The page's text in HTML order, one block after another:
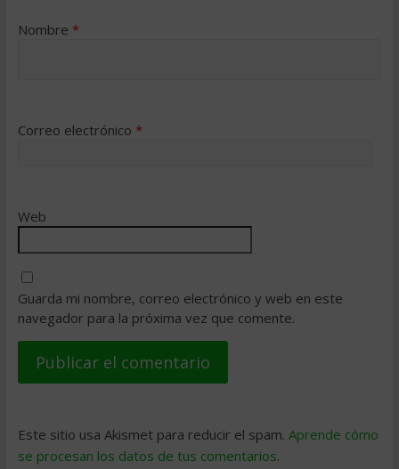
Nombre *
Correo electrónico *
Web
Guarda mi nombre, correo electrónico y web en este
navegador para la próxima vez que comente.
Este sitio usa Akismet para reducir el spam. Aprende cómo
se procesan los datos de tus comentarios.